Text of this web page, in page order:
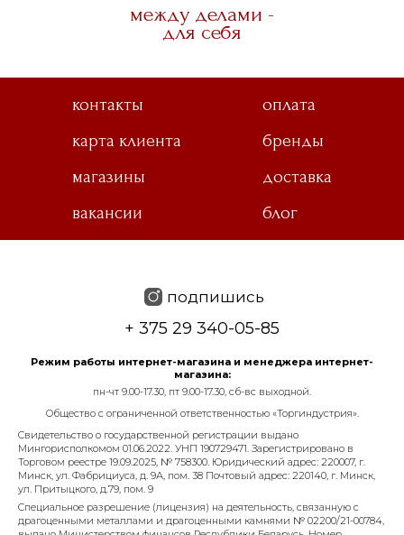
между делами -
для себя
контакты
оплата
карта клиента
бренды
магазины
доставка
вакансии
блог
подпишись
+ 375 29 340-05-85
Режим работы интернет-магазина и менеджера интернет-
магазина:
пн-чт 9.00-17.30, пт 9.00-17.30, сб-вс выходной.
Общество с ограниченной ответственностью «Торгиндустрия».
Свидетельство о государственной регистрации выдано
Мингорисполкомом 01.06.2022. УНП 190729471. Зарегистрировано в
Торговом реестре 19.09.2025, № 758300. Юридический адрес: 220007, г.
Минск, ул. Фабрициуса, д. 9А, пом. 38 Почтовый адрес: 220140, г. Минск,
ул. Притыцкого, д.79, пом. 9
Специальное разрешение (лицензия) на деятельность, связанную с
драгоценными металлами и драгоценными камнями № 02200/21-00784,